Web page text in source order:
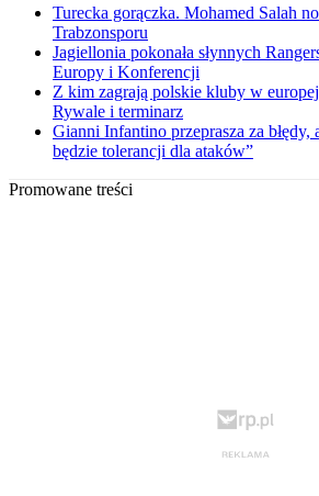
Turecka gorączka. Mohamed Salah
Trabzonsporu
Jagiellonia pokonała słynnych
Europy i Konferencji
Z kim zagrają polskie kluby w
Rywale i terminarz
Gianni Infantino przeprasza za błędy,
będzie tolerancji dla ataków”
Promowane treści